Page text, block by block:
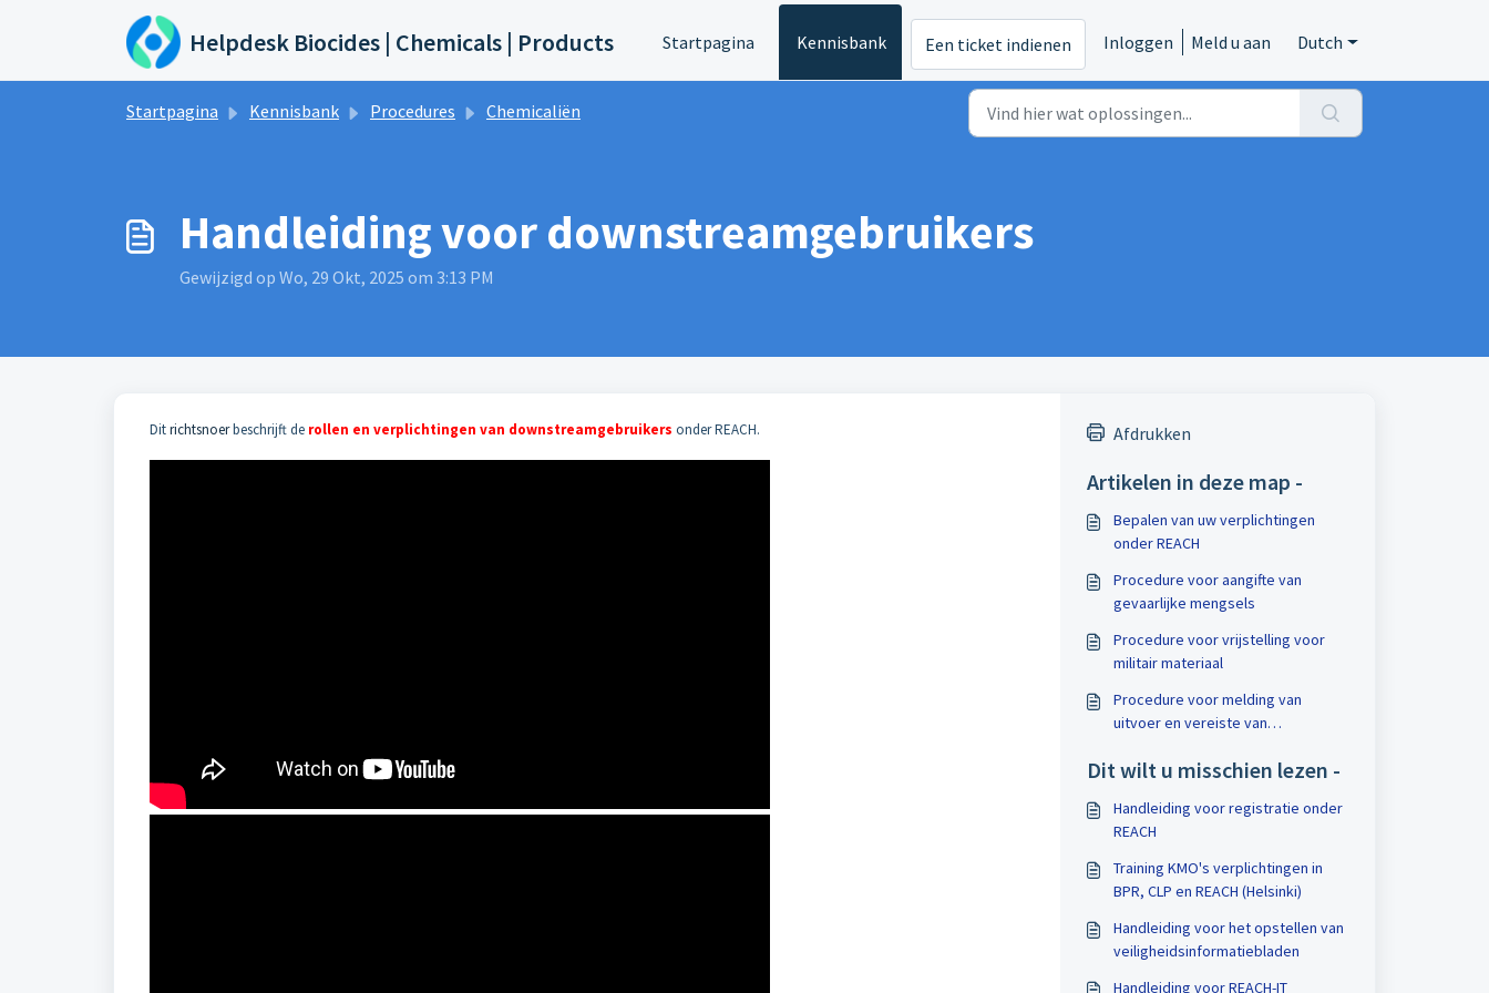
Doorgaan naar hoofdinhoud
Helpdesk Biocides | Chemicals | Products Startpagina Kennisbank Een ticket indienen Inloggen Meld u aan Dutch
Startpagina Kennisbank Procedures Chemicaliën
Handleiding voor downstreamgebruikers
Gewijzigd op Wo, 29 Okt, 2025 om 3:13 PM
Ditrichtsnoerbeschrijft de rollen en verplichtingen van downstreamgebruikers onder REACH. Afdrukken
Artikelen in deze map -
Bepalen van uw verplichtingen
onder REACH
Procedure voor aangifte van
gevaarlijke mengsels
Procedure voor vrijstelling voor
militair materiaal
Procedure voor melding van
uitvoer en vereiste van
PIC
Dit wilt u misschien lezen -
Handleiding voor registratie onder
REACH
Training KMO's verplichtingen in
BPR, CLP en REACH (Helsinki)
Handleiding voor het opstellen van
veiligheidsinformatiebladen
Handleiding voor REACH-IT